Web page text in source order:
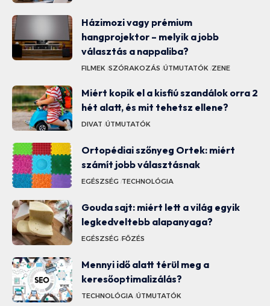
Házimozi vagy prémium
hangprojektor – melyik a jobb
választás a nappaliba?
FILMEK SZÓRAKOZÁS ÚTMUTATÓK ZENE
Miért kopik el a kisfiú szandálok orra 2
hét alatt, és mit tehetsz ellene?
DIVAT ÚTMUTATÓK
Ortopédiai szőnyeg Ortek: miért
számít jobb választásnak
EGÉSZSÉG TECHNOLÓGIA
Gouda sajt: miért lett a világ egyik
legkedveltebb alapanyaga?
EGÉSZSÉG FŐZÉS
Mennyi idő alatt térül meg a
keresőoptimalizálás?
TECHNOLÓGIA ÚTMUTATÓK